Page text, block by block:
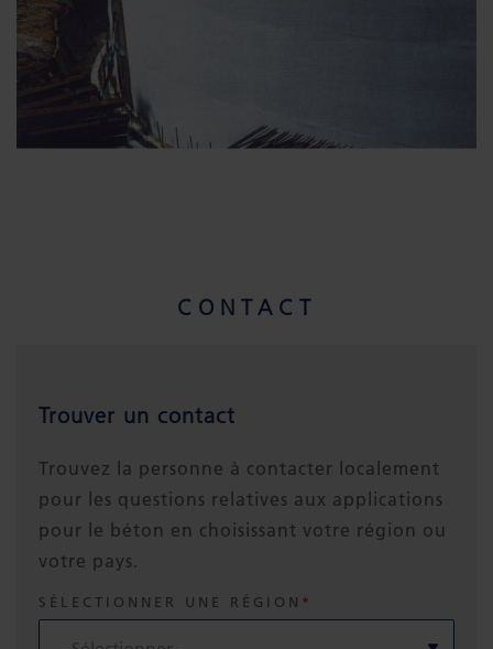
CONTACT
Trouver un contact
Trouvez la personne à contacter localement
pour les questions relatives aux applications
pour le béton en choisissant votre région ou
votre pays.
SÉLECTIONNER UNE RÉGION